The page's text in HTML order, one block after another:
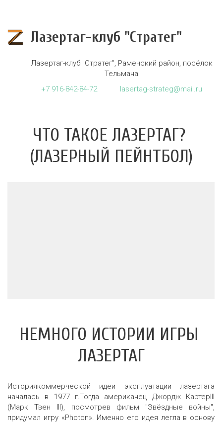
Лазертаг-клуб "Стратег"
Лазертаг-клуб "Стратег", Раменский район, посёлок
Тельмана
+7916-842-84-72 lasertag-strateg@mail.ru
ЧТО ТАКОЕ ЛАЗЕРТАГ?
(ЛАЗЕРНЫЙ ПЕЙНТБОЛ)
НЕМНОГО ИСТОРИИ ИГРЫ
ЛАЗЕРТАГ
Историякоммерческой идеи эксплуатации лазертага
началась в 1977 г.Тогда американец Джордж КартерIII
(Марк Твен III), поcмотрев фильм "Звёздные войны",
придумал игру «Photon». Именно его идея легла в основу